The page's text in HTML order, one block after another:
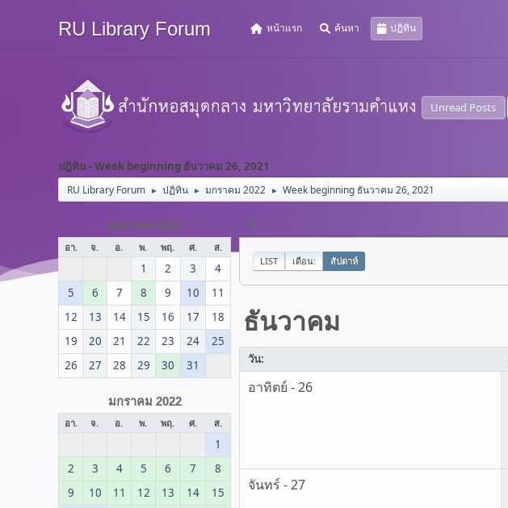
RU Library Forum หน้าแรก ค้นหา ปฏิทิน
Unread Posts
ปฏิทิน - Week beginning ธันวาคม 26, 2021
RU Library Forum ► ปฏิทิน ► มกราคม 2022 ► Week beginning ธันวาคม 26, 2021
ธันวาคม 2021
อา. จ. อ. พ. พฤ. ศ. ส.
1 2 3
4
5
6 7 8 9 10
11
12
13 14 15 16 17
18
19
20 21 22 23 24
25
26
27 28 29 30 31
มกราคม 2022
อา. จ. อ. พ. พฤ. ศ. ส.
1
2
3 4 5 6 7
8
9
10 11 12 13 14
15
«
LIST เดือน: สัปดาห์
ธันวาคม
วัน:
อาทิตย์ - 26
จันทร์ - 27